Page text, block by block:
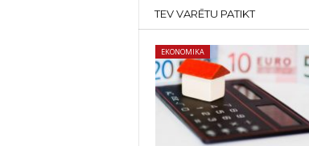
TEV VARĒTU PATIKT
EKONOMIKA